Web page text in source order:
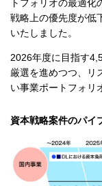
トフォリオの最適
戦略上の優先度が低
いたしました。
2026年度に目指す
厳選を進めつつ、リ
い事業ポートフォリ
資本戦略案件のパイ